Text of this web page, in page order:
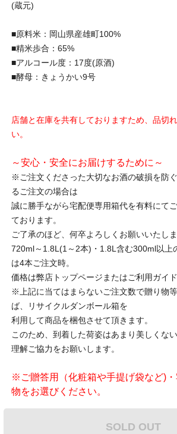
(蔵元)
■原料米：岡山県産雄町100%
■精米歩合：65%
■アルコール度：17度(原酒)
■酵母：きょうかい9号
店舗と在庫を共有しておりますため、品切
い。
～安心・安全にお届けするために～
※ご注文くださった大切なお酒の破損を防
るご注文の場合は
誠に勝手ながら宅配便専用箱代を有料にて
ております。
ご了承のほど、何卒よろしくお願いいたしま
720ml～1.8L(1～2本)・1.8L含む300ml以上
は4本ご注文時。
価格は弊店トップページまたはご利用ガイ
※上記に当てはまらないご注文数で贈り物
ば、リサイクルダンボール箱を
利用して商品を梱包させて頂きます。
このため、到着した荷姿はあまり美しくな
理解ご協力をお願いします。
※ご贈答用（化粧箱や手提げ袋など)
物をお選びください。
SOLD OUT